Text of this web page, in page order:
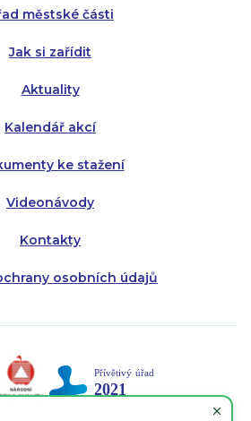
městské části
Jak si zařídit
Aktuality
Kalendář akcí
ke stažení
Videonávody
Kontakty
osobních údajů